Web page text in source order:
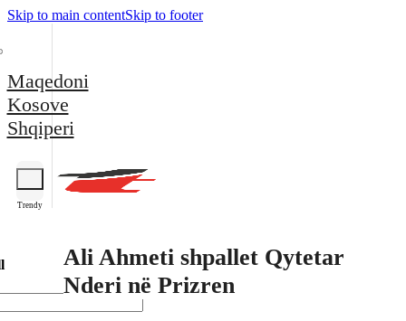
Skip to main contentSkip to footer
Maqedoni
Kosove
Shqiperi
Trendy
Ali Ahmeti shpallet Qytetar
Nderi në Prizren